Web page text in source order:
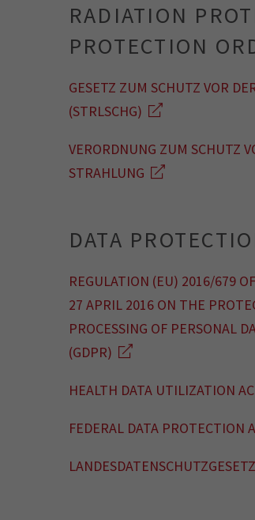
RADIATION
PROTECTION
GESETZ ZUM SCHUTZ VOR
(STRLSCHG)
VERORDNUNG ZUM SCHUTZ
STRAHLUNG
DATA
REGULATION (EU) 2016/679
27 APRIL 2016 ON THE
PROCESSING OF PERSONAL
(GDPR)
HEALTH DATA UTILIZATION
FEDERAL DATA PROTECTION